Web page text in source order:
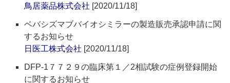
鳥居薬品株式会社 [2020/11/18]
ベバシズマブバイオシミラーの製造販売承認申請に関
するお知らせ
日医工株式会社 [2020/11/18]
DFP-1７７２９の臨床第１／2相試験の症例登録開始
に関するお知らせ